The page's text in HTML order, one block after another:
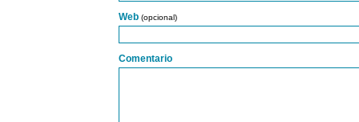
Web (opcional)
Comentario